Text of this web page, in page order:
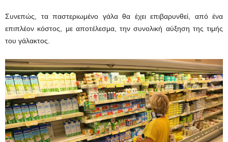
Συνεπώς, τα παστεριωμένο γάλα θα έχει επιβαρυνθεί, από ένα
επιπλέον κόστος, με αποτέλεσμα, την συνολική αύξηση της τιμής
του γάλακτος.